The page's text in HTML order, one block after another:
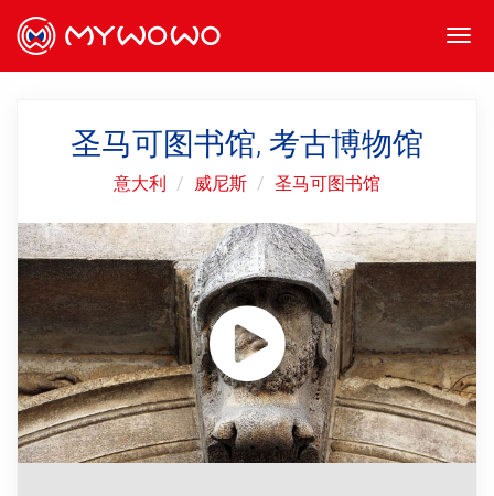
圣马可图书馆, 考古博物馆
意大利 威尼斯 圣马可图书馆